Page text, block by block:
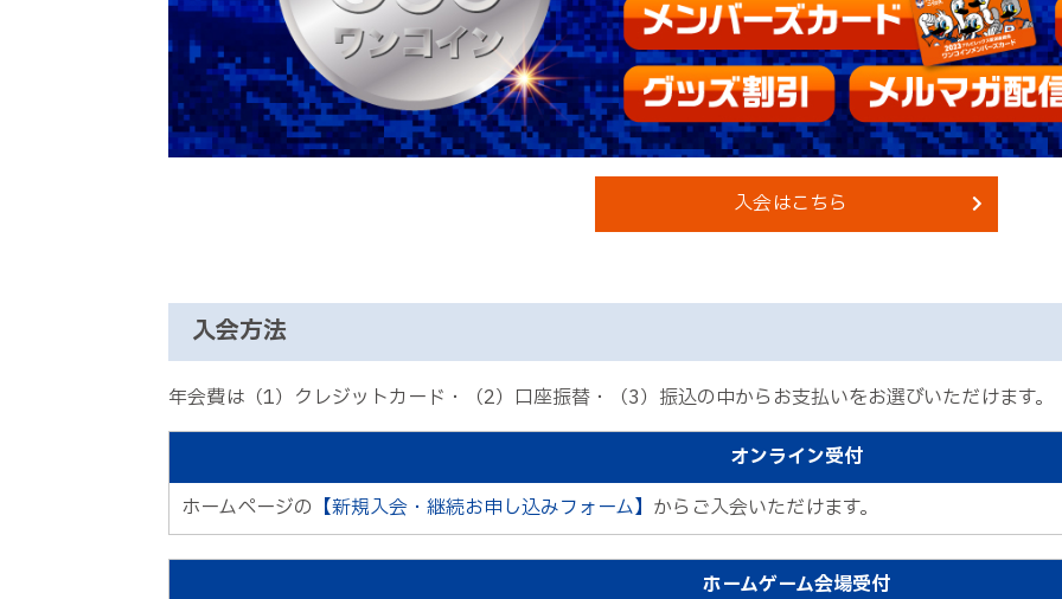
入会はこちら
入会方法
年会費は（1）クレジットカード・（2）口座振替・（3）振込の中からお支払いをお選びいただけます。
オンライン受付
ホームページの 【新規入会・継続お申し込みフォーム】 からご入会いただけます。
ホームゲーム会場受付